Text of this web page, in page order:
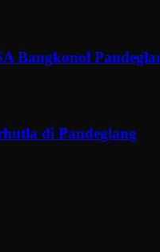
Bangkonol
di Pandeglang